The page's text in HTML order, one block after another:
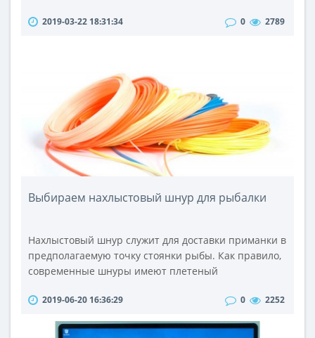
придают мускулатуре более выраженную
упражнений.На высококачественные
жиросжигатели цена установлена вполне..
2019-03-22 18:31:34 0 2789
Выбираем нахлыстовый шнур для рыбалки
Нахлыстовый шнур служит для доставки приманки в
предполагаемую точку стоянки рыбы. Как правило,
современные шнуры имеют плетеный
многослойным покрытием. Они прочны, не боятся
повреждениях их можно отремонтировать при
2019-06-20 16:36:29 0 2252